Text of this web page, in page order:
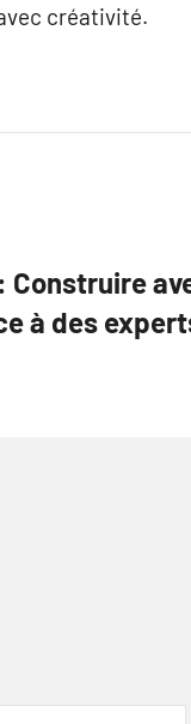
créativité.
Construire
à des